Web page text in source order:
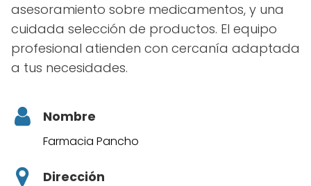
asesoramiento sobre medicamentos, y una
cuidada selección de productos. El equipo
profesional atienden con cercanía adaptada
a tus necesidades.
Nombre
Farmacia Pancho
Dirección